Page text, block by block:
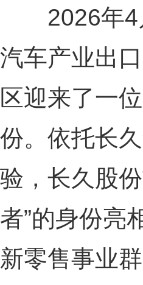
2026年4
汽车产业出
区迎来了一
份。依托长
验，长久股
者”的身份亮
新零售事业